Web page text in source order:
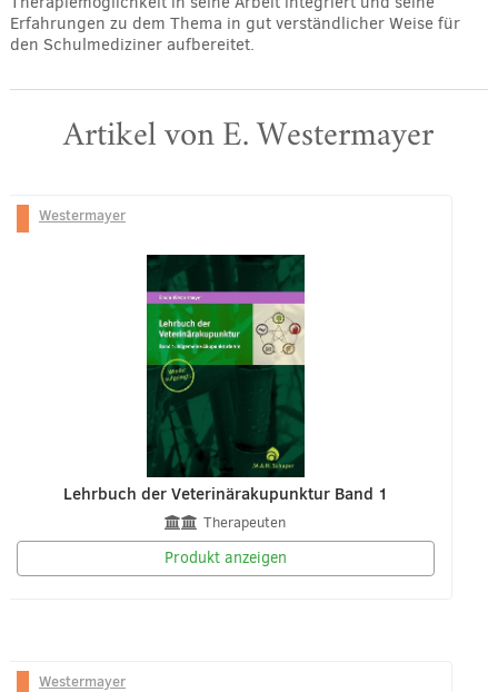
Erfahrungen zu dem Thema in gut verständlicher Weise für
den Schulmediziner aufbereitet.
Artikel von E. Westermayer
Westermayer
Lehrbuch der Veterinärakupunktur Band 1
Therapeuten
Produkt anzeigen
Westermayer